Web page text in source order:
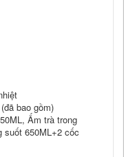
bao gồm)
Ấm trà trong
suốt 650ML+2 cốc